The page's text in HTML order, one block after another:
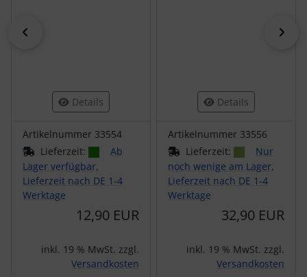
Details
Artikelnummer 33554
Lieferzeit:
Ab
Lager verfügbar,
Lieferzeit nach DE 1-4
Werktage
12,90 EUR
inkl. 19 % MwSt. zzgl.
Versandkosten
Details
Artikelnummer 33556
Lieferzeit:
Nur
noch wenige am Lager,
Lieferzeit nach DE 1-4
Werktage
32,90 EUR
inkl. 19 % MwSt. zzgl.
Versandkosten